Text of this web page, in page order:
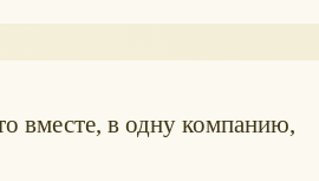
вместе, в одну компанию,